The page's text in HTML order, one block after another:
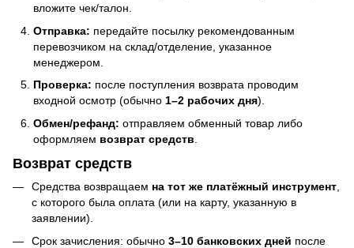
вложите чек/талон.
Отправка: передайте посылку рекомендованным
перевозчиком на склад/отделение, указанное
менеджером.
Проверка: после поступления возврата проводим
входной осмотр (обычно 1–2 рабочих дня).
Обмен/рефанд: отправляем обменный товар либо
оформляем возврат средств
Возврат средств
Средства возвращаем на тот же платёжный инструмент
с которого была оплата (или на карту, указанную в
заявлении).
Срок зачисления: обычно 3–10 банковских дней после